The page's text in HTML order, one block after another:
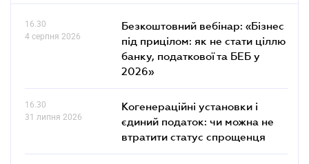
16.30
4 серпня 2026
Безкоштовний вебінар: «Бізнес
під прицілом: як не стати ціллю
банку, податкової та БЕБ у
2026»
16.30
31 липня 2026
Когенераційні установки і
єдиний податок: чи можна не
втратити статус спрощенця